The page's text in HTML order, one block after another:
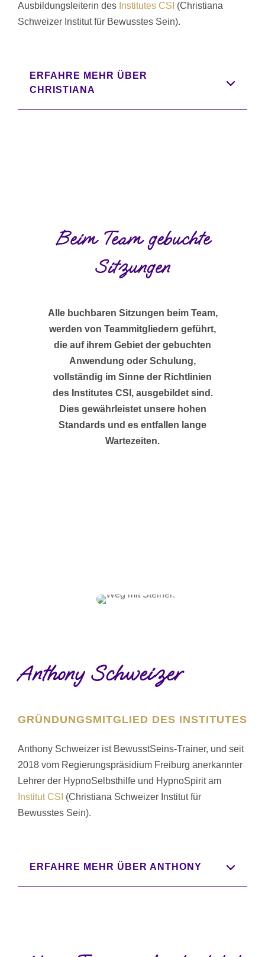
Ausbildungsleiterin des Institutes CSI (Christiana
Schweizer Institut für Bewusstes Sein).
ERFAHRE MEHR ÜBER
CHRISTIANA
Beim Team gebuchte
Sitzungen
Alle buchbaren Sitzungen beim Team,
werden von Teammitgliedern geführt,
die auf ihrem Gebiet der gebuchten
Anwendung oder Schulung,
vollständig im Sinne der Richtlinien
des Institutes CSI, ausgebildet sind.
Dies gewährleistet unsere hohen
Standards und es entfallen lange
Wartezeiten.
Anthony Schweizer
GRÜNDUNGSMITGLIED DES INSTITUTES
Anthony Schweizer ist BewusstSeins-Trainer, und seit
2018 vom Regierungspräsidium Freiburg anerkannter
Lehrer der HypnoSelbsthilfe und HypnoSpirit am
Institut CSI (Christiana Schweizer Institut für
Bewusstes Sein).
ERFAHRE MEHR ÜBER ANTHONY